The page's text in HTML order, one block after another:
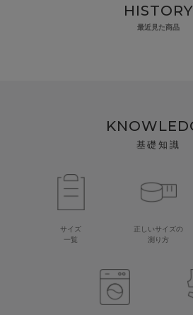
HISTORY
最近見た商品
基礎知識
サイズ
一覧
正しいサイズの
測り方